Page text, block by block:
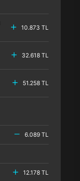
10.873 TL
32.618 TL
51.258 TL
6.089 TL
12.178 TL